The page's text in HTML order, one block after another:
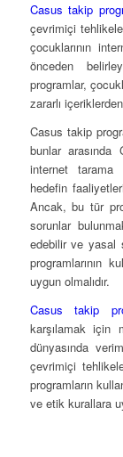
Casus takip
çevrimiçi
çocuklarının
önceden
programlar,
zararlı
Casus takip
bunlar
internet tarama
hedefin
Ancak, bu tür
sorunlar
edebilir ve yasal
programlarının
uygun olmalıdır.
Casus takip
karşılamak için
dünyasında
çevrimiçi
programların
ve etik kurallara